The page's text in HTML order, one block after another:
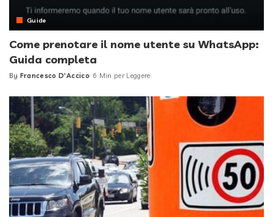
Guide
Come prenotare il nome utente su WhatsApp:
Guida completa
Posted
By Francesco D'Accico 6 Min per Leggere